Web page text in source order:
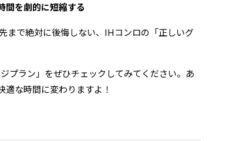
間を劇的に短縮する
まで絶対に後悔しない、IHコンロの「正しいグ
プラン」をぜひチェックしてみてください。あ
な時間に変わりますよ！